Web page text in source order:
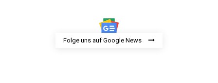
Folge uns auf Google News